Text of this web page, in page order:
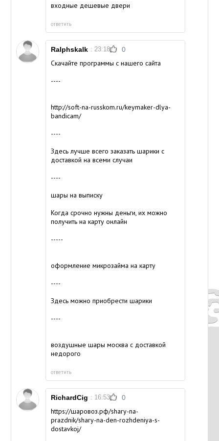
входные дешевые двери
ответить
Ralphskalk : 23:18 0
Скачайте программы с нашего сайта
----
http://soft-na-russkom.ru/keymaker-dlya-
bandicam/
----
Здесь лучше всего заказать шарики с
доставкой на всеми случаи
----
шары на выписку
Когда срочно нужны деньги, их можно
получить на карту онлайн
-----
оформление микрозайма на карту
----
Здесь можно приобрести шарики
----
воздушные шары москва с доставкой
недорого
ответить
RichardCig : 16:53 0
https://шаровоз.рф/shary-na-
prazdnik/shary-na-den-rozhdeniya-s-
dostavkoj/